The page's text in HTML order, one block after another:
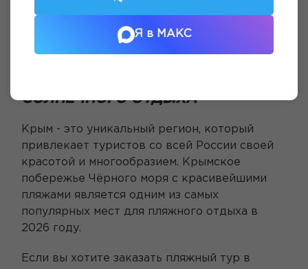
возможностей для отдыха.
СОЛНЕЧНОГО ОТДЫХА
Крым - это уникальный регион, который
привлекает туристов со всей России своей
красотой и многообразием. Крымское
побережье Чёрного моря с красивейшими
пляжами является одним из самых
популярных мест для пляжного отдыха в
2026 году.
Если вы хотите заказать пляжный тур в
Я в МАКС